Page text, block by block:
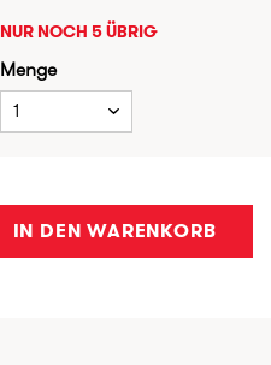
NUR NOCH 5 ÜBRIG
Menge
1
IN DEN WARENKORB